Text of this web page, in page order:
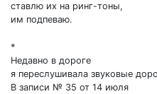
ставлю их на ринг-тоны,
им подпеваю.
*
Недавно в дороге
я переслушивала звуковые
В записи № 35 от 14 июля